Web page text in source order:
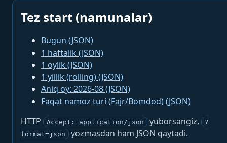
Tez start (namunalar)
Bugun (JSON)
1 haftalik (JSON)
1 oylik (JSON)
1 yillik (rolling) (JSON)
Aniq oy: 2026-08 (JSON)
Faqat namoz turi (Fajr/Bomdod) (JSON)
HTTP
Accept: application/json yuborsangiz,
?
format=json
yozmasdan ham JSON qaytadi.